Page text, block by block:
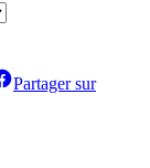
Partager sur